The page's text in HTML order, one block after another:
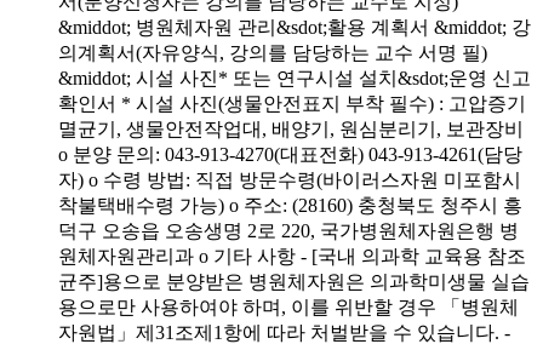
&middot; 병원체자원 관리&sdot;활용 계획서 &middot; 강
의계획서(자유양식, 강의를 담당하는 교수 서명 필)
&middot; 시설 사진* 또는 연구시설 설치&sdot;운영 신고
확인서 * 시설 사진(생물안전표지 부착 필수) : 고압증기
멸균기, 생물안전작업대, 배양기, 원심분리기, 보관장비
o 분양 문의: 043-913-4270(대표전화) 043-913-4261(담당
자) o 수령 방법: 직접 방문수령(바이러스자원 미포함시
착불택배수령 가능) o 주소: (28160) 충청북도 청주시 흥
덕구 오송읍 오송생명 2로 220, 국가병원체자원은행 병
원체자원관리과 o 기타 사항 - [국내 의과학 교육용 참조
균주]용으로 분양받은 병원체자원은 의과학미생물 실습
용으로만 사용하여야 하며, 이를 위반할 경우 「병원체
자원법」제31조제1항에 따라 처벌받을 수 있습니다. -